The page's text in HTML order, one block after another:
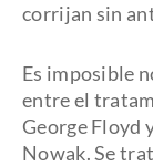
corrijan sin
Es imposible
entre el
George Floyd
Nowak. Se